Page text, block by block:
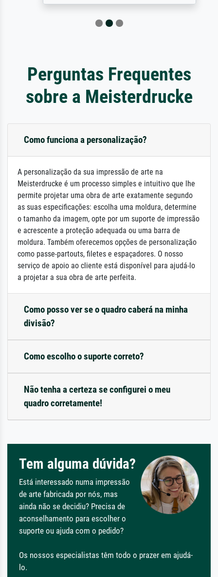
Perguntas Frequentes
sobre a Meisterdrucke
Como funciona a personalização?
A personalização da sua impressão de arte na
Meisterdrucke é um processo simples e intuitivo que lhe
permite projetar uma obra de arte exatamente segundo
as suas especificações: escolha uma moldura, determine
o tamanho da imagem, opte por um suporte de impressão
e acrescente a proteção adequada ou uma barra de
moldura. Também oferecemos opções de personalização
como passe-partouts, filetes e espaçadores. O nosso
serviço de apoio ao cliente está disponível para ajudá-lo
a projetar a sua obra de arte perfeita.
Como posso ver se o quadro caberá na minha
divisão?
Como escolho o suporte correto?
Não tenha a certeza se configurei o meu
quadro corretamente!
Tem alguma dúvida?
Está interessado numa impressão
de arte fabricada por nós, mas
ainda não se decidiu? Precisa de
aconselhamento para escolher o
suporte ou ajuda com o pedido?
Os nossos especialistas têm todo o prazer em ajudá-
lo.